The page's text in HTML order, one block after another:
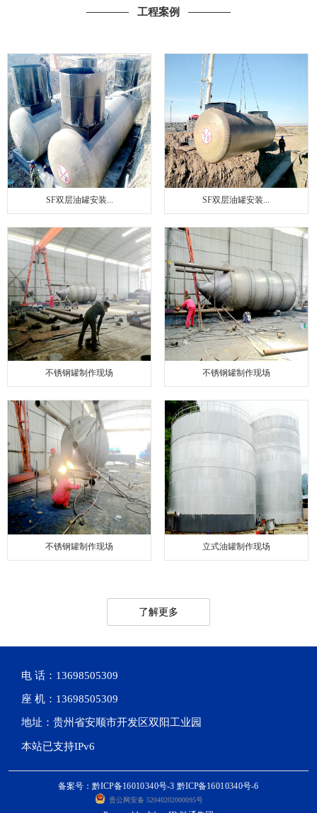
工程案例
SF双层油罐安装... SF双层油罐安装...
不锈钢罐制作现场 不锈钢罐制作现场
不锈钢罐制作现场 立式油罐制作现场
了解更多
电 话：13698505309
座 机：13698505309
地址：贵州省安顺市开发区双阳工业园
本站已支持IPv6
备案号：黔ICP备16010340号-3 黔ICP备16010340号-6
贵公网安备 52040202000095号